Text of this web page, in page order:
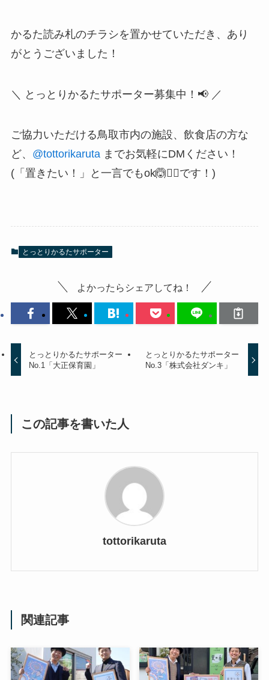
かるた読み札のチラシを置かせていただき、あり
がとうございました！
＼ とっとりかるたサポーター募集中！📢 ／
ご協力いただける鳥取市内の施設、飲食店の方な
ど、 @tottorikarutaまでお気軽にDMください！
(「置きたい！」と一言でもok🙆🙆‍♀️です！)
とっとりかるたサポーター
よかったらシェアしてね！
とっとりかるたサポーター
No.1「大正保育園」
とっとりかるたサポーター
No.3「株式会社ダンキ」
この記事を書いた人
tottorikaruta
関連記事